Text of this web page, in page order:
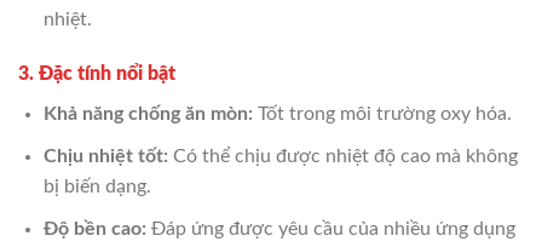
nhiệt.
3. Đặc tính nổi bật
Khả năng chống ăn mòn: Tốt trong môi trường oxy hóa.
Chịu nhiệt tốt: Có thể chịu được nhiệt độ cao mà không
bị biến dạng.
Độ bền cao: Đáp ứng được yêu cầu của nhiều ứng dụng